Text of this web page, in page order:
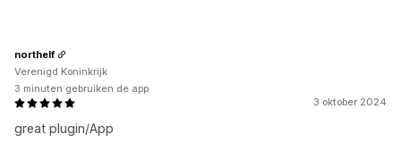
3 oktober 2024
great plugin/App
northelf
Verenigd Koninkrijk
3 minuten gebruiken de app